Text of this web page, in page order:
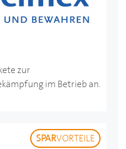
zur
im Betrieb an.
SPARVORTEILE